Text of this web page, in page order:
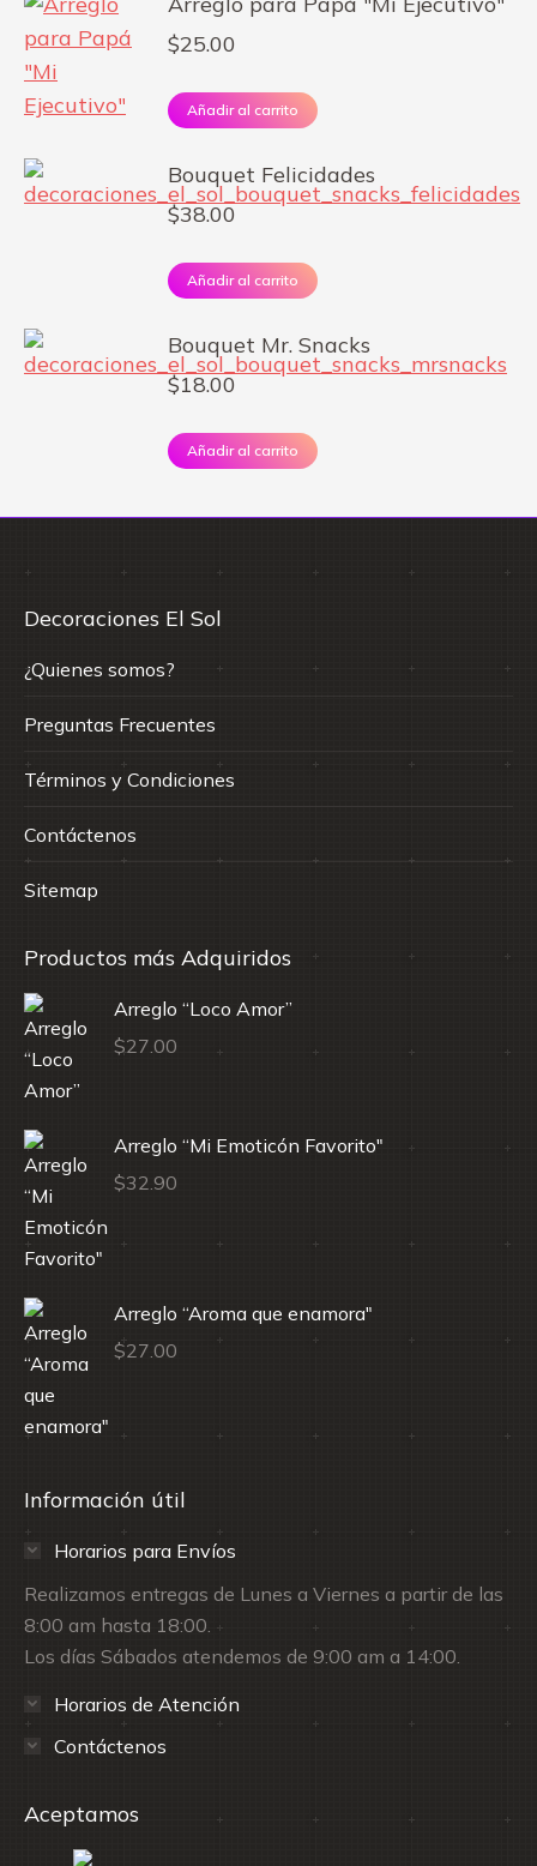
$25.00
Añadir al carrito
Bouquet Felicidades
$38.00
Añadir al carrito
Bouquet Mr. Snacks
$18.00
Añadir al carrito
Decoraciones El Sol
¿Quienes somos?
Preguntas Frecuentes
Términos y Condiciones
Contáctenos
Sitemap
Productos más Adquiridos
Arreglo “Loco Amor”
$27.00
Arreglo “Mi Emoticón Favorito"
$32.90
Arreglo “Aroma que enamora"
$27.00
Información útil
Horarios para Envíos
Realizamos entregas de Lunes a Viernes a partir de las
8:00 am hasta 18:00.
Los días Sábados atendemos de 9:00 am a 14:00.
Horarios de Atención
Contáctenos
Aceptamos